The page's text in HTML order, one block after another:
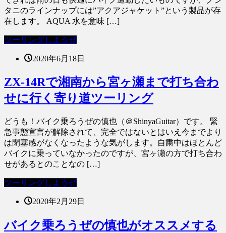
タニのラインナップには”アクアジャケット”という製品が存
在します。 AQUA 水を意味 […]
ツーリングしようぜ
2020年6月18日
ZX-14Rで湘南から宮ヶ瀬まで打ち合わ
せに行く寄り道ツーリング
どうも！バイク乗ろうぜの慎也（＠ShinyaGuitar）です。 緊
急事態宣言が解除されて、完全ではないとはいえ今までより
は閉塞感がなくなったような気がします。自粛中はほとんど
バイクに乗っていなかったのですが、宮ヶ瀬の方で打ち合わ
せがあるとのことなの […]
ツーリングしようぜ
2020年2月29日
バイク乗ろうぜの慎也がオススメする